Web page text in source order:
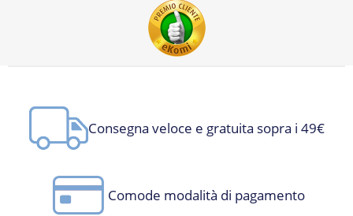
Consegna veloce e gratuita sopra i 49€
Comode modalità di pagamento